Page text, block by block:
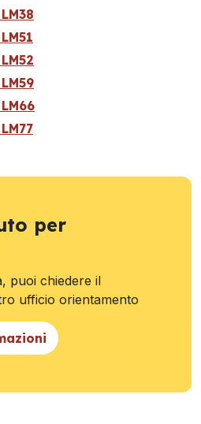
per
puoi chiedere il
ufficio orientamento